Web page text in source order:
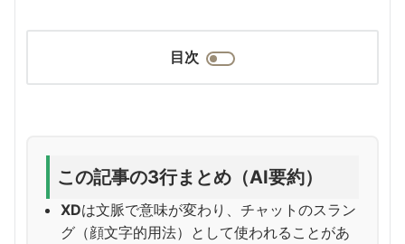
目次
この記事の3行まとめ（AI要約）
XDは文脈で意味が変わり、チャットのスラン
グ（顔文字的用法）として使われることがあ